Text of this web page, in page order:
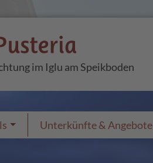
im Iglu am Speikboden
Unterkünfte & Angebote